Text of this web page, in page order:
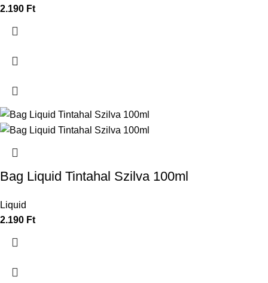
2.190 Ft
Bag Liquid Tintahal Szilva 100ml
Liquid
2.190 Ft